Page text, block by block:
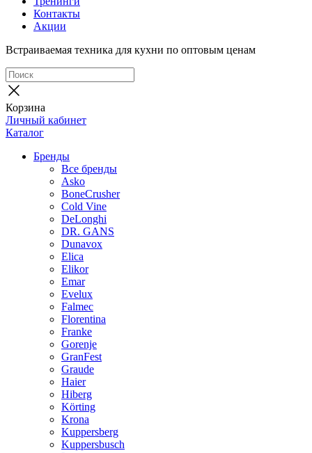
Контакты
Акции
Встраиваемая техника для кухни по оптовым ценам
Корзина
Личный кабинет
Каталог
Бренды
Все бренды
Asko
BoneCrusher
Cold Vine
DeLonghi
DR. GANS
Dunavox
Elica
Elikor
Emar
Evelux
Falmec
Florentina
Franke
Gorenje
GranFest
Graude
Haier
Hiberg
Körting
Krona
Kuppersberg
Kuppersbusch